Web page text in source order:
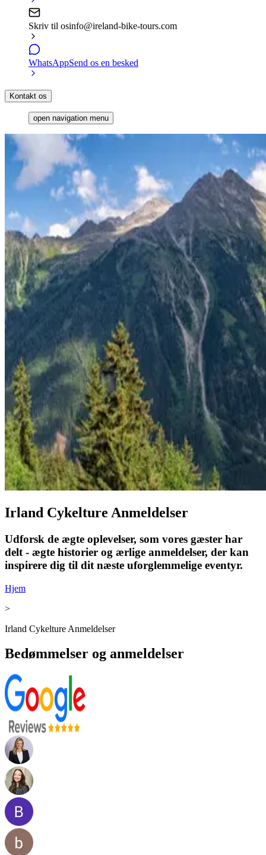
Skriv til osinfo@ireland-bike-tours.com
WhatsAppSend os en besked
Kontakt os
open navigation menu
Irland Cykelture Anmeldelser
Udforsk de ægte oplevelser, som vores gæster har
delt - ægte historier og ærlige anmeldelser, der kan
inspirere dig til dit næste uforglemmelige eventyr.
Hjem
>
Irland Cykelture Anmeldelser
Bedømmelser og anmeldelser